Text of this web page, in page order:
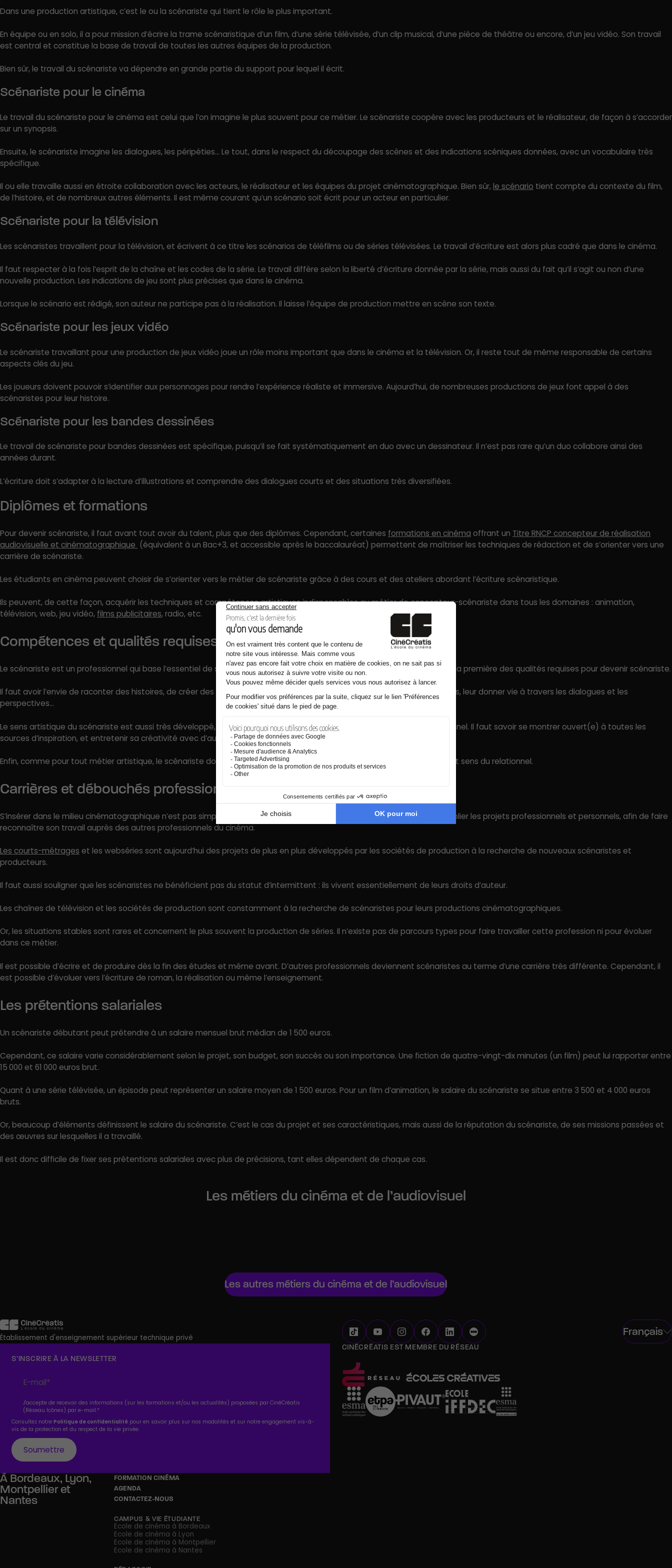
Dans une production artistique, c’est le ou la scénariste qui tient le rôle le plus important.
En équipe ou en solo, il a pour mission d’écrire la trame scénaristique d’un film, d’une série télévisée, d’un clip musical, d’une pièce de théâtre ou encore, d’un jeu vidéo. Son travail
est central et constitue la base de travail de toutes les autres équipes de la production.
Bien sûr, le travail du scénariste va dépendre en grande partie du support pour lequel il écrit.
Scénariste pour le cinéma
Le travail du scénariste pour le cinéma est celui que l’on imagine le plus souvent pour ce métier. Le scénariste coopère avec les producteurs et le réalisateur, de façon à s’accorder
sur un synopsis.
Ensuite, le scénariste imagine les dialogues, les péripéties… Le tout, dans le respect du découpage des scènes et des indications scéniques données, avec un vocabulaire très
spécifique.
Il ou elle travaille aussi en étroite collaboration avec les acteurs, le réalisateur et les équipes du projet cinématographique. Bien sûr,le scénario tient compte du contexte du film,
de l’histoire, et de nombreux autres éléments. Il est même courant qu’un scénario soit écrit pour un acteur en particulier.
Scénariste pour la télévision
Les scénaristes travaillent pour la télévision, et écrivent à ce titre les scénarios de téléfilms ou de séries télévisées. Le travail d’écriture est alors plus cadré que dans le cinéma.
Il faut respecter à la fois l’esprit de la chaîne et les codes de la série. Le travail diffère selon la liberté d’écriture donnée par la série, mais aussi du fait qu’il s’agit ou non d’une
nouvelle production. Les indications de jeu sont plus précises que dans le cinéma.
Lorsque le scénario est rédigé, son auteur ne participe pas à la réalisation. Il laisse l’équipe de production mettre en scène son texte.
Scénariste pour les jeux vidéo
Le scénariste travaillant pour une production de jeux vidéo joue un rôle moins important que dans le cinéma et la télévision. Or, il reste tout de même responsable de certains
aspects clés du jeu.
Les joueurs doivent pouvoir s’identifier aux personnages pour rendre l’expérience réaliste et immersive. Aujourd’hui, de nombreuses productions de jeux font appel à des
scénaristes pour leur histoire.
Scénariste pour les bandes dessinées
Le travail de scénariste pour bandes dessinées est spécifique, puisqu’il se fait systématiquement en duo avec un dessinateur. Il n’est pas rare qu’un duo collabore ainsi des
années durant.
L’écriture doit s’adapter à la lecture d’illustrations et comprendre des dialogues courts et des situations très diversifiées.
Diplômes et formations
Pour devenir scénariste, il faut avant tout avoir du talent, plus que des diplômes. Cependant, certaines formations en cinéma offrant un Titre RNCP concepteur de réalisation
audiovisuelle et cinématographique (équivalent à un Bac+3, et accessible après le baccalauréat) permettent de maîtriser les techniques de rédaction et de s’orienter vers une
carrière de scénariste.
Les étudiants en cinéma peuvent choisir de s’orienter vers le métier de scénariste grâce à des cours et des ateliers abordant l’écriture scénaristique.
Ils peuvent, de cette façon, acquérir les techniques et compétences artistiques indispensables au métier de concepteur-scénariste dans tous les domaines : animation,
télévision, web, jeu vidéo, films publicitaires, radio, etc.
Compétences et qualités requises
Le scénariste est un professionnel qui base l’essentiel de son travail sur la créativité et son imagination. L’imagination est la première des qualités requises pour devenir scénariste.
Il faut avoir l’envie de raconter des histoires, de créer des situations inédites, d’inventer des personnes souvent complexes, leur donner vie à travers les dialogues et les
perspectives…
Le sens artistique du scénariste est aussi très développé, tout comme ses capacités rédactionnelles et son sens relationnel. Il faut savoir se montrer ouvert(e) à toutes les
sources d’inspiration, et entretenir sa créativité avec d’autres productions : films, séries, livres, etc.
Enfin, comme pour tout métier artistique, le scénariste doit faire preuve d’une ténacité à toute épreuve, et d’un important sens du relationnel.
Carrières et débouchés professionnels
S’insérer dans le milieu cinématographique n’est pas simple. Pour le scénariste débutant, il peut être intéressant de multiplier les projets professionnels et personnels, afin de faire
reconnaître son travail auprès des autres professionnels du cinéma.
Les courts-métrages et les webséries sont aujourd’hui des projets de plus en plus développés par les sociétés de production à la recherche de nouveaux scénaristes et
producteurs.
Il faut aussi souligner que les scénaristes ne bénéficient pas du statut d’intermittent : ils vivent essentiellement de leurs droits d’auteur.
Les chaînes de télévision et les sociétés de production sont constamment à la recherche de scénaristes pour leurs productions cinématographiques.
Or, les situations stables sont rares et concernent le plus souvent la production de séries. Il n’existe pas de parcours types pour faire travailler cette profession ni pour évoluer
dans ce métier.
Il est possible d’écrire et de produire dès la fin des études et même avant. D’autres professionnels deviennent scénaristes au terme d’une carrière très différente. Cependant, il
est possible d’évoluer vers l’écriture de roman, la réalisation ou même l’enseignement.
Les prétentions salariales
Un scénariste débutant peut prétendre à un salaire mensuel brut médian de 1 500 euros.
Cependant, ce salaire varie considérablement selon le projet, son budget, son succès ou son importance. Une fiction de quatre-vingt-dix minutes (un film) peut lui rapporter entre
15 000 et 61 000 euros brut.
Quant à une série télévisée, un épisode peut représenter un salaire moyen de 1 500 euros. Pour un film d’animation, le salaire du scénariste se situe entre 3 500 et 4 000 euros
bruts.
Or, beaucoup d’éléments définissent le salaire du scénariste. C’est le cas du projet et ses caractéristiques, mais aussi de la réputation du scénariste, de ses missions passées et
des œuvres sur lesquelles il a travaillé.
Il est donc difficile de fixer ses prétentions salariales avec plus de précisions, tant elles dépendent de chaque cas.
Les métiers du cinéma et de l’audiovisuel
Les autres métiers du cinéma et de l’audiovisuel
Établissement d'enseignement supérieur technique privé Français
S’INSCRIRE À LA NEWSLETTER
J'accepte de recevoir des informations (sur les formations et/ou les actualités) proposées par CinéCréatis
(Réseau Icônes) par e-mail.*
Consultez notrePolitique de confidentialité pour en savoir plus sur nos modalités et sur notre engagement vis-à-
vis de la protection et du respect de la vie privée.
CINÉCRÉATIS EST MEMBRE DU RÉSEAU
À Bordeaux, Lyon,
Montpellieret
Nantes
FORMATION CINÉMA
AGENDA
CONTACTEZ-NOUS
CAMPUS & VIE ÉTUDIANTE
Ecole de cinéma à Bordeaux
Ecole de cinéma à Lyon
Ecole de cinéma à Montpellier
Ecole de cinéma à Nantes